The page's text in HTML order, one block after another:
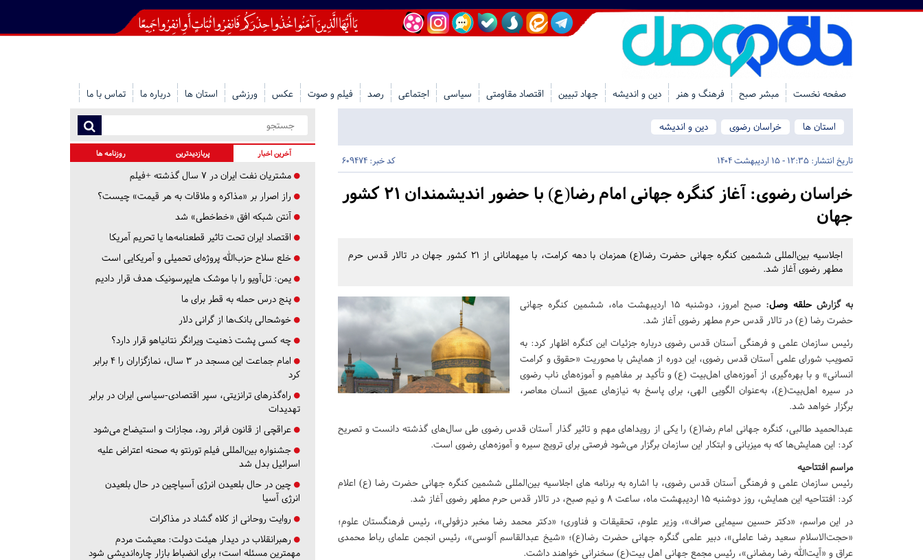
صفحه نخست مبشر صبح فرهنگ و هنر دین و اندیشه جهاد تبیین اقتصاد مقاومتی سیاسی اجتماعی رصد فیلم و صوت عکس ورزشی استان ها درباره ما تماس با ما
استان ها خراسان رضوی دین و اندیشه
تاریخ انتشار: 12:35 - 15 اردیبهشت 1404 کد خبر: 609474
خراسان رضوی:
آغاز کنگره جهانی امام رضا(ع) با حضور اندیشمندان ۲۱ کشور
جهان
اجلاسیه بین‌المللی ششمین کنگره جهانی حضرت رضا(ع) همزمان با دهه کرامت، با میهمانانی از ۲۱ کشور جهان در تالار قدس حرم
مطهر رضوی آغاز شد.
به گزارشحلقه وصل:
صبح امروز، دوشنبه ۱۵ اردیبهشت ماه، ششمین کنگره جهانی
حضرت رضا (ع) در تالار قدس حرم مطهر رضوی آغاز شد.
رئیس سازمان علمی و فرهنگی آستان قدس رضوی درباره جزئیات این کنگره اظهار کرد: به
تصویب شورای علمی آستان قدس رضوی، این دوره از همایش با محوریت «حقوق و کرامت
انسانی» و با بهره‌گیری از آموزه‌های اهل‌بیت (ع) و تأکید بر مفاهیم و آموزه‌های ناب رضوی
در سیره اهل‌بیت(ع)، به‌عنوان الگویی الهی، برای پاسخ به نیاز‌های عمیق انسان معاصر،
برگزار خواهد شد.
عبدالحمید طالبی، کنگره جهانی امام رضا(ع) را یکی از رویداهای مهم و تاثیر گذار آستان قدس رضوی طی سال‌های گذشته دانست و تصریح
کرد: این همایش‌ها که به میزبانی و ابتکار این سازمان برگزار می‌شود فرصتی برای ترویج سیره و آموزه‌های رضوی است.
مراسم افتتاحیه
رئیس سازمان علمی و فرهنگی آستان قدس رضوی، با اشاره به برنامه های اجلاسیه بین‌المللی ششمین کنگره جهانی حضرت رضا (ع) اعلام
کرد: افتتاحیه این همایش، روز دوشنبه ۱۵ اردیبهشت ماه، ساعت ۸ و نیم صبح، در تالار قدس حرم مطهر رضوی آغاز شد.
در این مراسم، «دکتر حسین سیمایی صراف»، وزیر علوم، تحقیقات و فناوری؛ «دکتر محمد رضا مخبر دزفولی»، رئیس فرهنگستان علوم؛
«حجت‌الاسلام سعید رضا عاملی»، دبیر علمی گنگره جهانی حضرت رضا(ع)؛ «شیخ عبدالقاسم آلوسی»، رئیس انجمن علمای رباط محمدی
عراق و «آیت‌الله رضا رمضانی»، رئیس مجمع جهانی اهل بیت(ع) سخنرانی خواهند داشت.
آخرین اخبار پربازدیدترین روزنامه ها
مشتریان نفت ایران در ۷ سال گذشته +فیلم
راز اصرار بر «مذاکره و ملاقات به هر قیمت» چیست؟
آنتن شبکه افق «خط‌خطی» شد
اقتصاد ایران تحت تاثیر قطعنامه‌ها یا تحریم‌ آمریکا
خلع سلاح حزب‌الله پروژه‌ای تحمیلی و آمریکایی است
یمن: تل‌آویو را با موشک هایپرسونیک هدف قرار دادیم
پنج درس‌ حمله به قطر برای ما
خوشحالی بانک‌ها از گرانی دلار
چه کسی پشت ذهنیت ویرانگر نتانیاهو قرار دارد؟
امام جماعت این مسجد در ۳ سال، نمازگزاران را ۴ برابر
کرد
راه‌گذرهای ترانزیتی، سپر اقتصادی-سیاسی ایران در برابر
تهدیدات
عراقچی از قانون فراتر رود، مجازات و استیضاح می‌شود
جشنواره بین‌المللی فیلم تورنتو به صحنه اعتراض علیه
اسرائیل بدل شد
چین در حال بلعیدن انرژی آسیاچین در حال بلعیدن
انرژی آسیا
روایت روحانی از کلاه گشاد در مذاکرات
رهبرانقلاب در دیدار هیئت دولت: معیشت مردم
مهمترین مسئله است؛ برای انضباط بازار چاره‌اندیشی شود